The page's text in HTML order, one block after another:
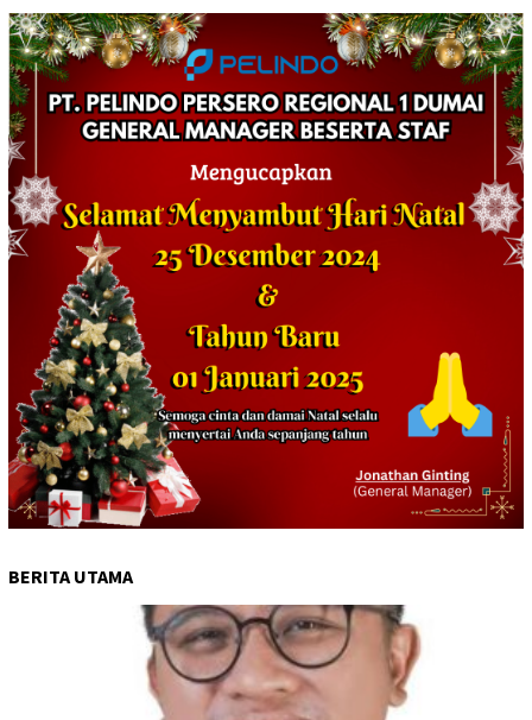
BERITA UTAMA